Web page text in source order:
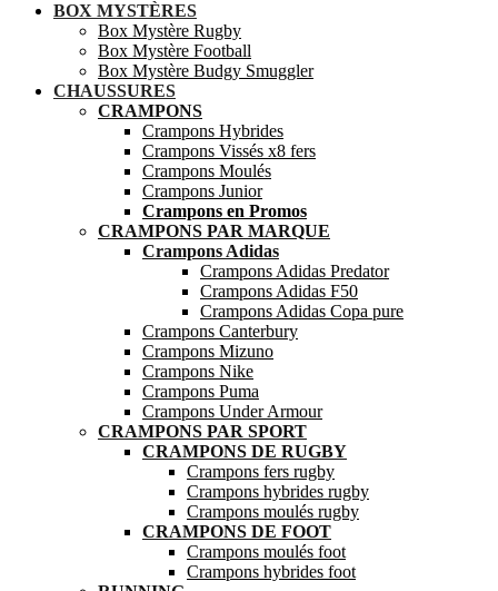
BOX MYSTÈRES
Box Mystère Rugby
Box Mystère Football
Box Mystère Budgy Smuggler
CHAUSSURES
CRAMPONS
Crampons Hybrides
Crampons Vissés x8 fers
Crampons Moulés
Crampons Junior
Crampons en Promos
CRAMPONS PAR MARQUE
Crampons Adidas
Crampons Adidas Predator
Crampons Adidas F50
Crampons Adidas Copa pure
Crampons Canterbury
Crampons Mizuno
Crampons Nike
Crampons Puma
Crampons Under Armour
CRAMPONS PAR SPORT
CRAMPONS DE RUGBY
Crampons fers rugby
Crampons hybrides rugby
Crampons moulés rugby
CRAMPONS DE FOOT
Crampons moulés foot
Crampons hybrides foot